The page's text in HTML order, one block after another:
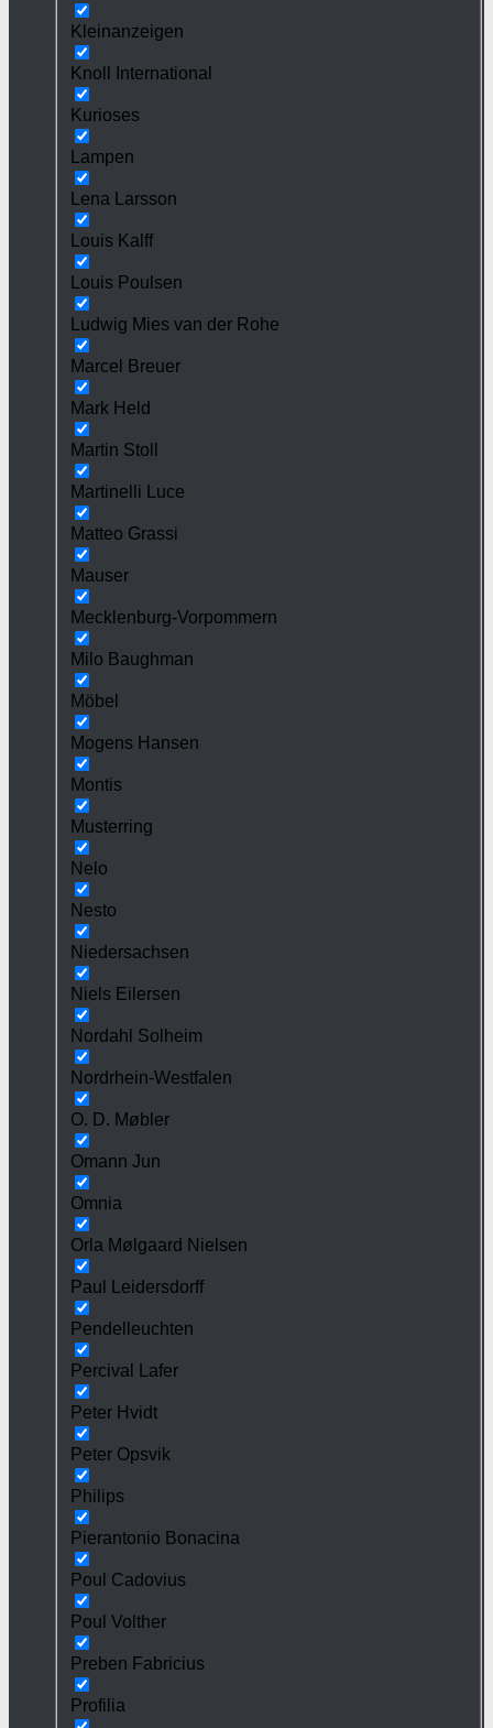
Kleinanzeigen
Knoll International
Kurioses
Lampen
Lena Larsson
Louis Kalff
Louis Poulsen
Ludwig Mies van der Rohe
Marcel Breuer
Mark Held
Martin Stoll
Martinelli Luce
Matteo Grassi
Mauser
Mecklenburg-Vorpommern
Milo Baughman
Möbel
Mogens Hansen
Montis
Musterring
Nelo
Nesto
Niedersachsen
Niels Eilersen
Nordahl Solheim
Nordrhein-Westfalen
O. D. Møbler
Omann Jun
Omnia
Orla Mølgaard Nielsen
Paul Leidersdorff
Pendelleuchten
Percival Lafer
Peter Hvidt
Peter Opsvik
Philips
Pierantonio Bonacina
Poul Cadovius
Poul Volther
Preben Fabricius
Profilia